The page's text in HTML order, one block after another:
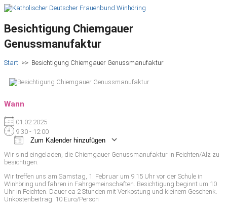
Besichtigung Chiemgauer
Genussmanufaktur
Start >> Besichtigung Chiemgauer Genussmanufaktur
Wann
01.02.2025
9:30 - 12:00
Zum Kalender hinzufügen
ICS herunterladen
Google Kalender
iCalendarOffice 365Outlook Live
Wir sind eingeladen, die Chiemgauer Genussmanufaktur in Feichten/Alz zu
besichtigen.
Wir treffen uns am Samstag, 1. Februar um 9.15 Uhr vor der Schule in
Winhöring und fahren in Fahrgemeinschaften. Besichtigung beginnt um 10
Uhr in Feichten. Dauer ca 2 Stunden mit Verkostung und kleinem Geschenk.
Unkostenbeitrag: 10 Euro/Person